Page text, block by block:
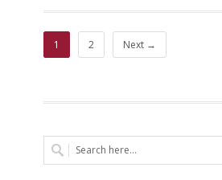
1 2 Next →